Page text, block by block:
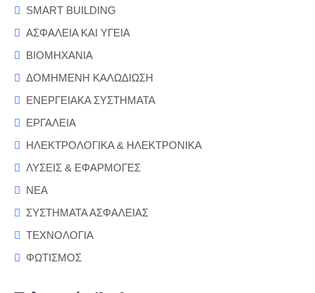
SMART BUILDING
ΑΣΦΑΛΕΙΑ ΚΑΙ ΥΓΕΙΑ
ΒΙΟΜΗΧΑΝΙΑ
ΔΟΜΗΜΕΝΗ ΚΑΛΩΔΙΩΣΗ
ΕΝΕΡΓΕΙΑΚΑ ΣΥΣΤΗΜΑΤΑ
ΕΡΓΑΛΕΙΑ
ΗΛΕΚΤΡΟΛΟΓΙΚΑ & ΗΛΕΚΤΡΟΝΙΚΑ
ΛΥΣΕΙΣ & ΕΦΑΡΜΟΓΕΣ
ΝΕΑ
ΣΥΣΤΗΜΑΤΑ ΑΣΦΑΛΕΙΑΣ
ΤΕΧΝΟΛΟΓΙΑ
ΦΩΤΙΣΜΟΣ